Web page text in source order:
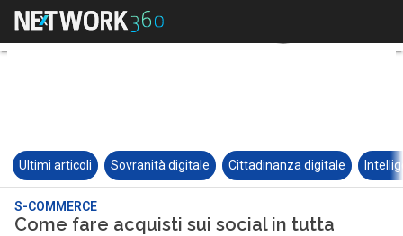
Ultimi articoli Sovranità digitale Cittadinanza digitale
S-COMMERCE
Come fare acquisti sui social in tutta